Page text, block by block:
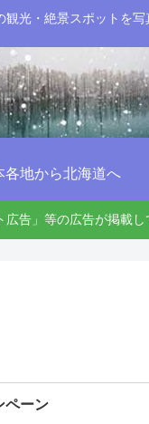
観光・絶景スポットを写
各地から北海道へ
広告」等の広告が掲載
ペーン